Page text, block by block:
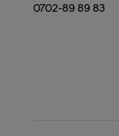
0702-89 89 83